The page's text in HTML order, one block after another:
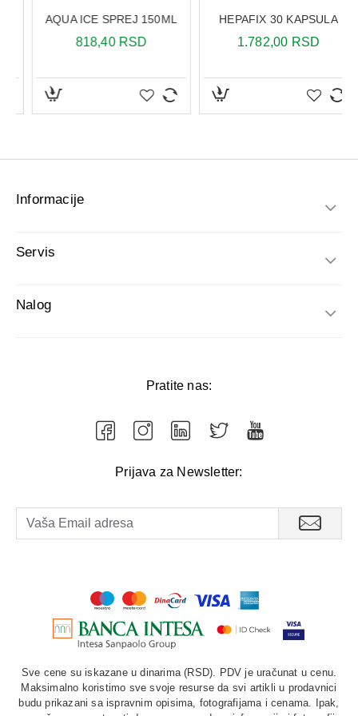
Informacije
Servis
Nalog
Pratite nas:
Prijava za Newsletter:
Sve cene su iskazane u dinarima (RSD). PDV je uračunat u cenu.
Maksimalno koristimo sve svoje resurse da svi artikli u prodavnici
budu prikazani sa ispravnim opisima, fotografijama i cenama. Ipak,